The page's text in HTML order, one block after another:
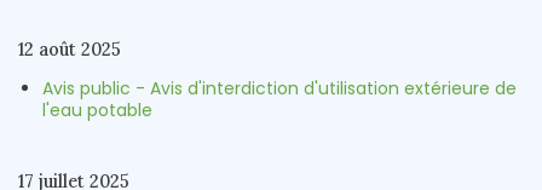
12 août 2025
Avis public - Avis d'interdiction d'utilisation extérieure de
l'eau potable
17 juillet 2025